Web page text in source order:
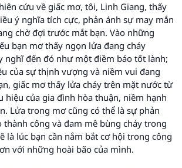
cứu về giấc mơ, tôi, Linh Giang, thấy
ý nghĩa tích cực, phản ánh sự may mắn
chờ đợi trước mắt bạn. Vào những
bạn mơ thấy ngọn lửa đang cháy
nghĩ đến đó như một điềm báo tốt lành;
của sự thịnh vượng và niềm vui đang
giấc mơ thấy lửa cháy trên mặt nước từ
hiệu của gia đình hòa thuận, niềm hạnh
Lửa trong mơ cũng có thể là sự phản
thành công và đam mê bùng cháy trong
là lúc bạn cần nắm bắt cơ hội trong công
với những hoài bão của mình.